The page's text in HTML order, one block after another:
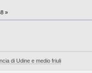
»
di Udine e medio friuli